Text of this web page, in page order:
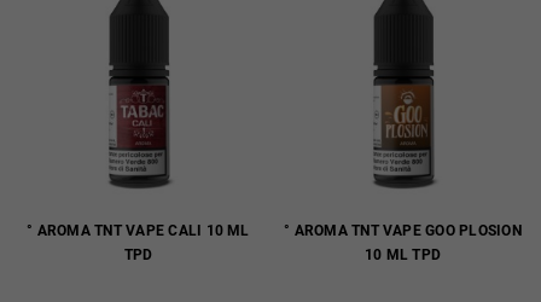
° AROMA TNT VAPE CALI 10 ML
TPD
° AROMA TNT VAPE GOO PLOSION
10 ML TPD